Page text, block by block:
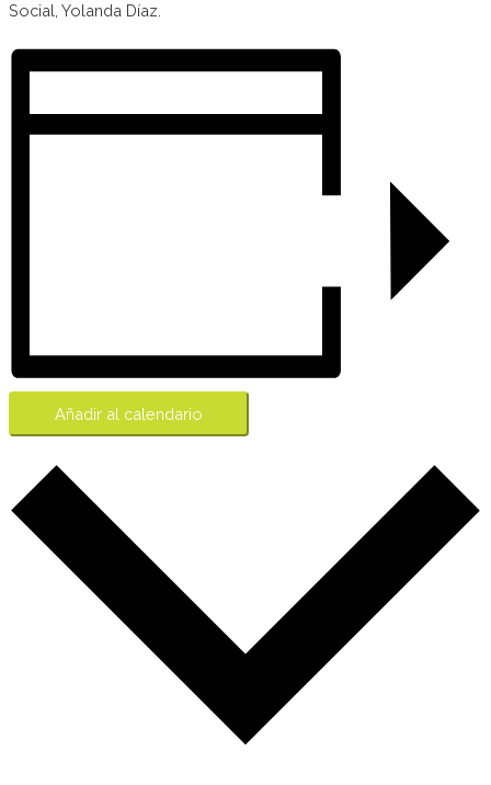
Social, Yolanda Díaz.
Añadir al calendario